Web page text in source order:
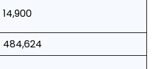
14,900
484,624